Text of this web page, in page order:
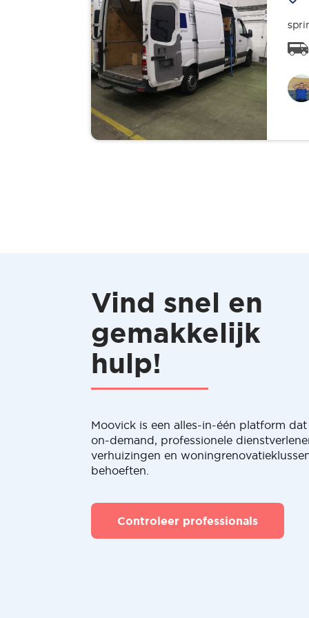
Vind snel en
gemakkelijk
hulp!
Moovick is een alles-in-één platform
on-demand, professionele
verhuizingen en
behoeften.
Controleer professionals